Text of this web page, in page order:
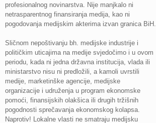
profesionalnog novinarstva. Nije manjkalo ni
netrasparentnog finansiranja medija, kao ni
pogodovanja medijskim akterima izvan granica BiH.
Sličnom nepoštivanju bh. medijske industrije i
političkim uticajima na medije svjedočimo i u ovom
periodu, kada ni jedna državna institucija, vlada ili
ministarstvo nisu ni predložili, a kamoli uvrstili
medije, marketinške agencije, medijske
organizacije i udruženja u program ekonomske
pomoći, finansijskih olakšica ili drugih tržišnih
pogodnosti sprečavanja ekonomskog kolapsa.
Naprotiv! Lokalne vlasti ne smatraju medijsku